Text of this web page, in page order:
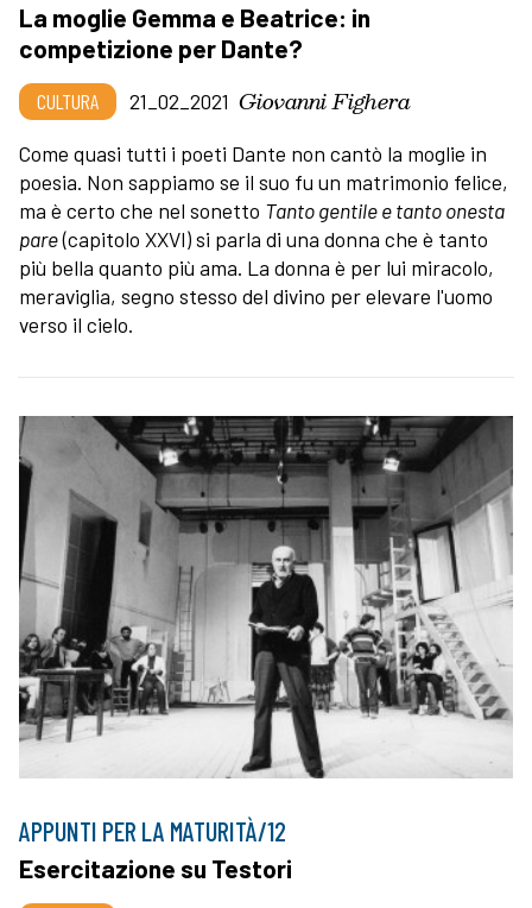
La moglie Gemma e Beatrice: in
competizione per Dante?
CULTURA 21_02_2021 Giovanni Fighera
Come quasi tutti i poeti Dante non cantò la moglie in
poesia. Non sappiamo se il suo fu un matrimonio felice,
ma è certo che nel sonetto Tanto gentile e tanto onesta
pare(capitolo XXVI) si parla di una donna che è tanto
più bella quanto più ama. La donna è per lui miracolo,
meraviglia, segno stesso del divino per elevare l'uomo
verso il cielo.
APPUNTI PER LA MATURITÀ/12
Esercitazione su Testori